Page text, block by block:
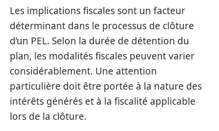
Les implications fiscales sont un facteur
déterminant dans le processus de clôture
d’un PEL. Selon la durée de détention du
plan, les modalités fiscales peuvent varier
considérablement. Une attention
particulière doit être portée à la nature des
intérêts générés et à la fiscalité applicable
lors de la clôture.